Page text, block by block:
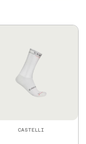
CASTELLI